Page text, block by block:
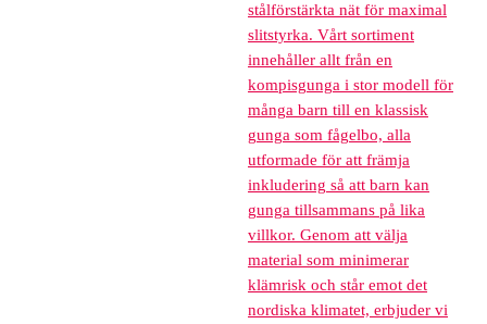
stålförstärkta nät för maximal
slitstyrka. Vårt sortiment
innehåller allt från en
kompisgunga i stor modell för
många barn till en klassisk
gunga som fågelbo, alla
utformade för att främja
inkludering så att barn kan
gunga tillsammans på lika
villkor. Genom att välja
material som minimerar
klämrisk och står emot det
nordiska klimatet, erbjuder vi